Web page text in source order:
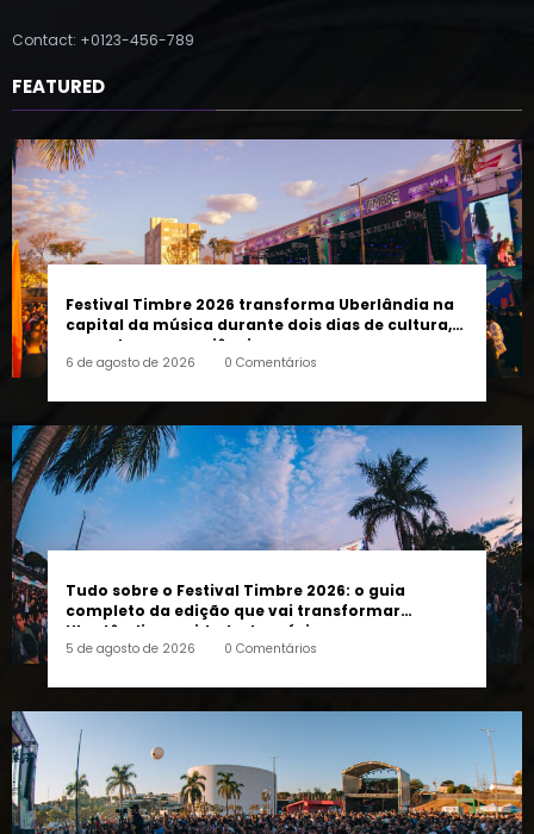
Contact: +0123-456-789
FEATURED
Festival Timbre 2026 transforma Uberlândia na
capital da música durante dois dias de cultura,
encontros e experiências
6 de agosto de 2026 0 Comentários
Tudo sobre o Festival Timbre 2026: o guia
completo da edição que vai transformar
Uberlândia na cidade da música
5 de agosto de 2026 0 Comentários